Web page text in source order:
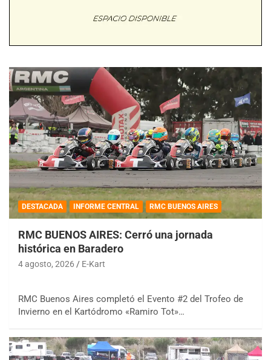
DESTACADA INFORME CENTRAL RMC BUENOS AIRES
RMC BUENOS AIRES: Cerró una jornada
histórica en Baradero
4 agosto, 2026 E-Kart
RMC Buenos Aires completó el Evento #2 del Trofeo de
Invierno en el Kartódromo «Ramiro Tot»…